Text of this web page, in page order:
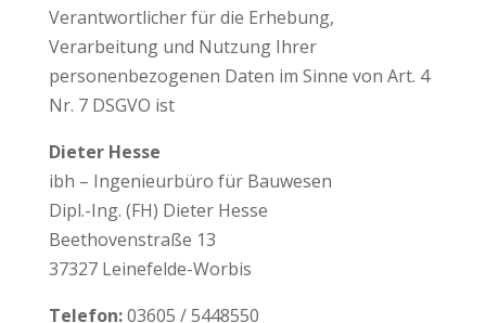
Verantwortlicher für die Erhebung,
Verarbeitung und Nutzung Ihrer
personenbezogenen Daten im Sinne von Art. 4
Nr. 7 DSGVO ist
Dieter Hesse
ibh – Ingenieurbüro für Bauwesen
Dipl.-Ing. (FH) Dieter Hesse
Beethovenstraße 13
37327 Leinefelde-Worbis
Telefon:03605 / 5448550